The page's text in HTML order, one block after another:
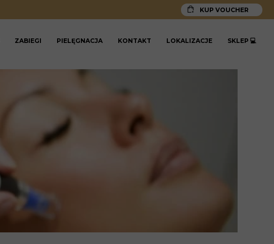
ZABIEGI PIELĘGNACJA
SKINBETTER SCIENCE
KONTAKT LOKALIZACJE SKLEP 💻
KUP VOUCHER